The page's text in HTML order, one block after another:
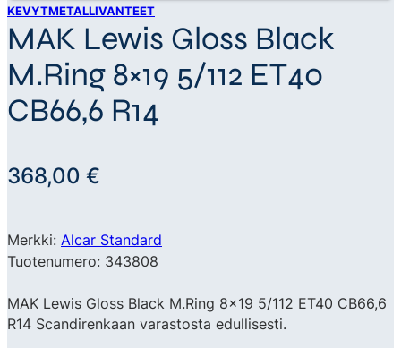
KEVYTMETALLIVANTEET
MAK Lewis Gloss Black
M.Ring 8×19 5/112 ET40
CB66,6 R14
368,00 €
Merkki: Alcar Standard
Tuotenumero: 343808
MAK Lewis Gloss Black M.Ring 8×19 5/112 ET40 CB66,6
R14 Scandirenkaan varastosta edullisesti.